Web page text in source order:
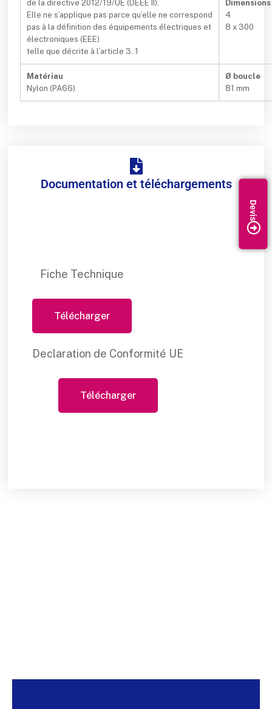
de la directive 2012/19/UE (DEEE II).
Elle ne s’applique pas parce qu’elle ne correspond
pas à la définition des équipements électriques et
électroniques (EEE)
telle que décrite à l’article 3. 1
4
8 x 300
Matériau
Nylon (PA66)
Ø boucle
81 mm
Documentation et téléchargements
Fiche Technique
Télécharger
Declaration de Conformité UE
Télécharger